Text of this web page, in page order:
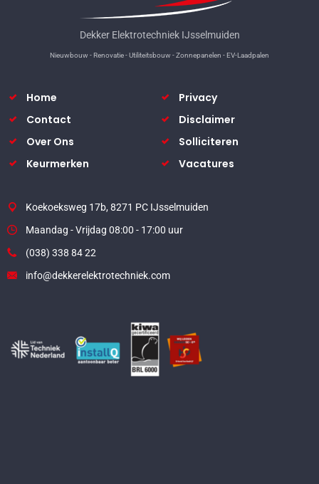
Dekker Elektrotechniek IJsselmuiden
Nieuwbouw - Renovatie - Utiliteitsbouw - Zonnepanelen - EV-Laadpalen
Home
Privacy
Contact
Disclaimer
Over Ons
Solliciteren
Keurmerken
Vacatures
Koekoeksweg 17b, 8271 PC IJsselmuiden
Maandag - Vrijdag 08:00 - 17:00 uur
(038) 338 84 22
info@dekkerelektrotechniek.com